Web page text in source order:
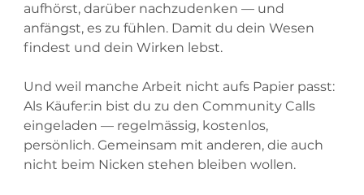
aufhörst, darüber nachzudenken — und
anfängst, es zu fühlen. Damit du dein Wesen
findest und dein Wirken lebst.
Und weil manche Arbeit nicht aufs Papier passt:
Als Käufer:in bist du zu den Community Calls
eingeladen — regelmässig, kostenlos,
persönlich. Gemeinsam mit anderen, die auch
nicht beim Nicken stehen bleiben wollen.